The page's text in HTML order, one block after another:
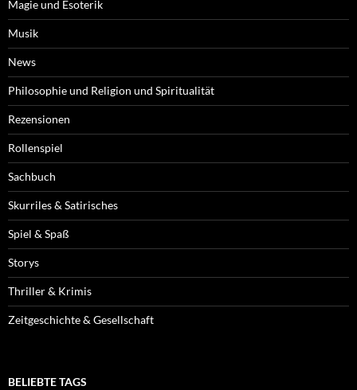
Magie und Esoterik
Musik
News
Philosophie und Religion und Spiritualität
Rezensionen
Rollenspiel
Sachbuch
Skurriles & Satirisches
Spiel & Spaß
Storys
Thriller & Krimis
Zeitgeschichte & Gesellschaft
BELIEBTE TAGS